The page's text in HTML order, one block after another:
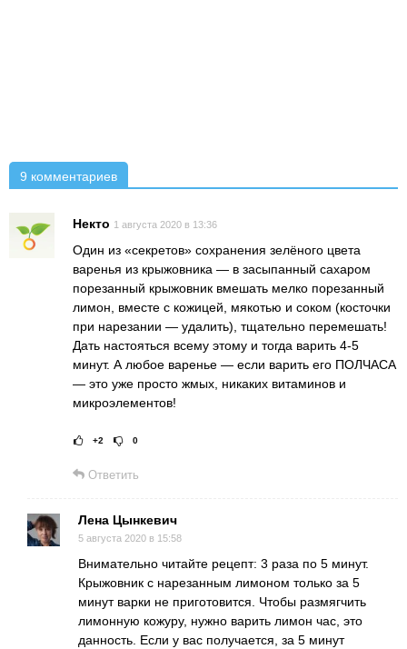
9 комментариев
Некто 1 августа 2020 в 13:36
Один из «секретов» сохранения зелёного цвета
варенья из крыжовника — в засыпанный сахаром
порезанный крыжовник вмешать мелко порезанный
лимон, вместе с кожицей, мякотью и соком (косточки
при нарезании — удалить), тщательно перемешать!
Дать настояться всему этому и тогда варить 4-5
минут. А любое варенье — если варить его ПОЛЧАСА
— это уже просто жмых, никаких витаминов и
микроэлементов!
Рейтинг статьи:
+2 0
Ответить
Лена Цынкевич
5 августа 2020 в 15:58
Внимательно читайте рецепт: 3 раза по 5 минут.
Крыжовник с нарезанным лимоном только за 5
минут варки не приготовится. Чтобы размягчить
лимонную кожуру, нужно варить лимон час, это
данность. Если у вас получается, за 5 минут